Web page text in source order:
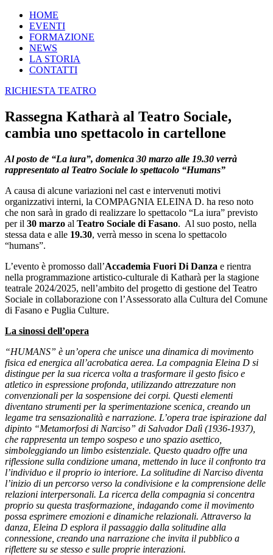
HOME
EVENTI
FORMAZIONE
NEWS
LA STORIA
CONTATTI
RICHIESTA TEATRO
Rassegna Katharà al Teatro Sociale,
cambia uno spettacolo in cartellone
Al posto de “La iura”, domenica 30 marzo alle 19.30 verrà
rappresentato al Teatro Sociale lo spettacolo “Humans”
A causa di alcune variazioni nel cast e intervenuti motivi
organizzativi interni, la COMPAGNIA ELEINA D. ha reso noto
che non sarà in grado di realizzare lo spettacolo “La iura” previsto
per il 30 marzo al Teatro Sociale di Fasano. Al suo posto, nella
stessa data e alle 19.30, verrà messo in scena lo spettacolo
“humans”.
L’evento è promosso dall’Accademia Fuori Di Danza e rientra
nella programmazione artistico-culturale di Katharà per la stagione
teatrale 2024/2025, nell’ambito del progetto di gestione del Teatro
Sociale in collaborazione con l’Assessorato alla Cultura del Comune
di Fasano e Puglia Culture.
La sinossi dell’opera
“HUMANS” è un’opera che unisce una dinamica di movimento
fisica ed energica all’acrobatica aerea. La compagnia Eleina D si
distingue per la sua ricerca volta a trasformare il gesto fisico e
atletico in espressione profonda, utilizzando attrezzature non
convenzionali per la sospensione dei corpi. Questi elementi
diventano strumenti per la sperimentazione scenica, creando un
legame tra sensazionalità e narrazione. L’opera trae ispirazione dal
dipinto “Metamorfosi di Narciso” di Salvador Dalì (1936-1937),
che rappresenta un tempo sospeso e uno spazio asettico,
simboleggiando un limbo esistenziale. Questo quadro offre una
riflessione sulla condizione umana, mettendo in luce il confronto tra
l’individuo e il proprio io interiore. La solitudine di Narciso diventa
l’inizio di un percorso verso la condivisione e la comprensione delle
relazioni interpersonali. La ricerca della compagnia si concentra
proprio su questa trasformazione, indagando come il movimento
possa esprimere emozioni e dinamiche relazionali. Attraverso la
danza, Eleina D esplora il passaggio dalla solitudine alla
connessione, creando una narrazione che invita il pubblico a
riflettere su se stesso e sulle proprie interazioni.